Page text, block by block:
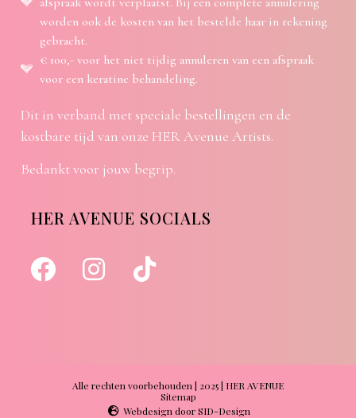
worden ook de kosten van het bestelde haar in rekening
gebracht.
€ 100,- voor het niet tijdig annuleren van een afspraak
voor een keratine behandeling.
Dit in verband met speciale bestellingen en de
kostbare tijd van onze HER Avenue Artists.
Bedankt voor jouw begrip.
HER AVENUE SOCIALS
Alle rechten voorbehouden | 2025 | HER AVENUE
Sitemap
Webdesign door SID-Design